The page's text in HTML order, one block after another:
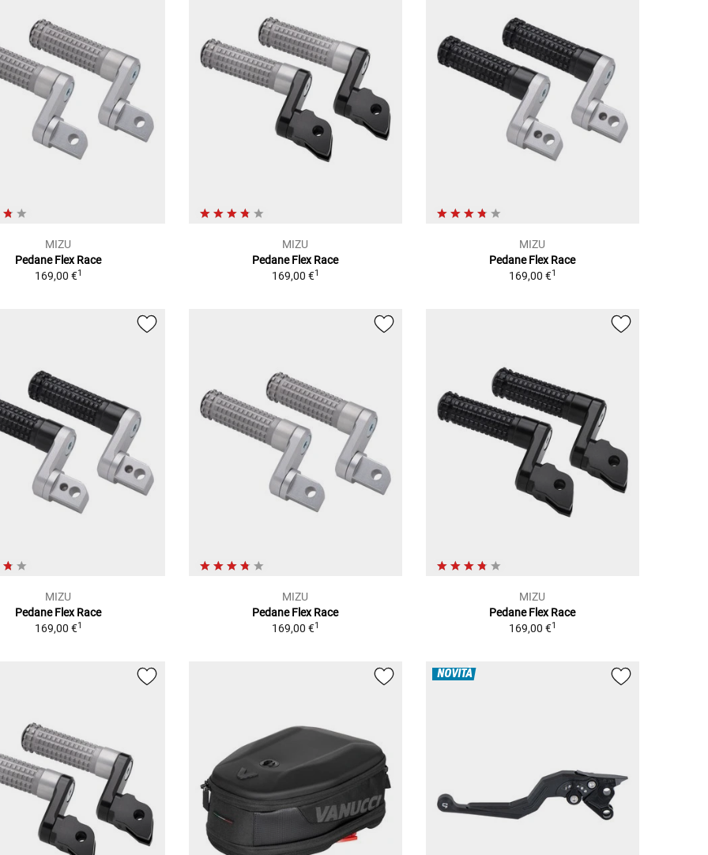
MIZU
Pedane Flex Race
169,00 €1
MIZU
Pedane Flex Race
169,00 €1
MIZU
Pedane Flex Race
169,00 €1
MIZU
Pedane Flex Race
169,00 €1
MIZU
Pedane Flex Race
169,00 €1
MIZU
Pedane Flex Race
169,00 €1
NOVITÀ